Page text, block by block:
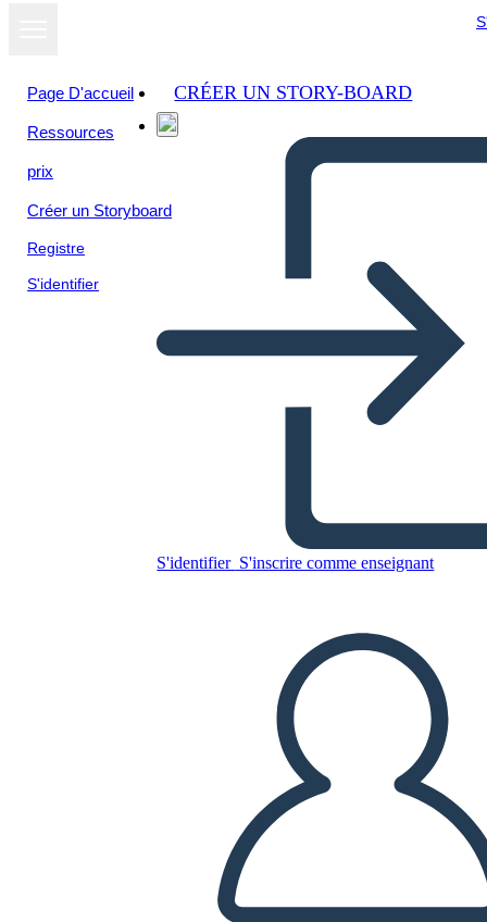
Page D'accueil
Ressources
prix
Créer un Storyboard
Registre
S'identifier
CRÉER UN STORY-BOARD
S'identifier S'inscrire comme enseignant
Copiez ce storyboard
CRÉER UN STORYBOARD
LIS-MOI